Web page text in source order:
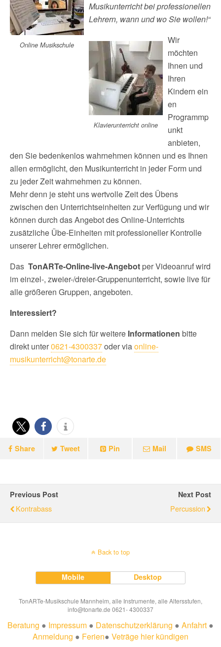
Online Musikschule
Musikunterricht bei professionellen
Lehrern, wann und wo Sie wollen!“
Klavierunterricht online
Wir
möchten
Ihnen und
Ihren
Kindern ein
en
Programmp
unkt
anbieten,
den Sie bedenkenlos wahrnehmen können und es Ihnen
allen ermöglicht, den Musikunterricht in jeder Form und
zu jeder Zeit wahrnehmen zu können.
Mehr denn je steht uns wertvolle Zeit des Übens
zwischen den Unterrichtseinheiten zur Verfügung und wir
können durch das Angebot des Online-Unterrichts
zusätzliche Übe-Einheiten mit professioneller Kontrolle
unserer Lehrer ermöglichen.
Das TonARTe-Online-live-Angebot per Videoanruf wird
im einzel-, zweier-/dreier-Gruppenunterricht, sowie live für
alle größeren Gruppen, angeboten.
Interessiert?
Dann melden Sie sich für weitere Informationen bitte
direkt unter0621-4300337oder viaonline-
musikunterricht@tonarte.de
Share Tweet Pin Mail SMS
Previous Post
Kontrabass
Next Post
Percussion
Back to top
Mobile Desktop
TonARTe-Musikschule Mannheim, alle Instrumente, alle Altersstufen,
info@tonarte.de 0621- 4300337
Beratung ● Impressum ● Datenschutzerklärung ● Anfahrt ●
Anmeldung ● Ferien● Veträge hier kündigen